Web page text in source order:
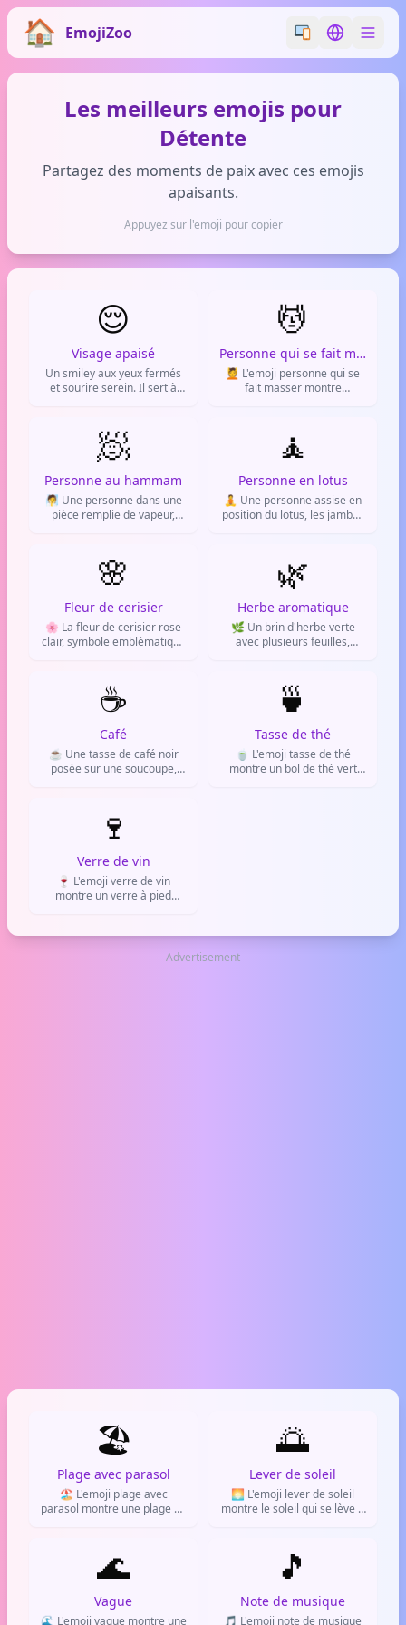
EmojiZoo Switch emoji
Switch
Les meilleurs emojis pour
Détente
Partagez des moments de paix avec ces emojis
apaisants.
Appuyez sur l'emoji pour copier
😌
Visage apaisé
Un smiley aux yeux fermés
et sourire serein. Il sert à
tranquillité d'esprit ou un
contentement absolu.
💆
Personne qui se fait masser
💆 L'emoji personne qui se
fait masser montre
bien-être.
🧖
Personne au hammam
🧖 Une personne dans une
pièce remplie de vapeur,
détente, de soins thermaux
et de bien-être.
🧘
Personne en lotus
🧘 Une personne assise en
position du lotus, les jambes
bien-être.
🌸
Fleur de cerisier
🌸 La fleur de cerisier rose
clair, symbole emblématique
éphémère et la culture
japonaise.
🌿
Herbe aromatique
🌿 Un brin d'herbe verte
avec plusieurs feuilles,
pour parler de nature, de
jardinage, de plantes
médicinales ou de cuisine.
☕
Café
☕ Une tasse de café noir
posée sur une soucoupe,
café, de petit-déjeuner ou de
moment de détente.
🍵
Tasse de thé
🍵 L'emoji tasse de thé
montre un bol de thé vert
🍷
Verre de vin
🍷 L'emoji verre de vin
montre un verre à pied
entre amis, de dégustation
ou tout simplement d'un bonAdvertisement
🏖️
Plage avec parasol
🏖️ L'emoji plage avec
parasol montre une plage de
de mer et les journées
ensoleillées.
🌅
Lever de soleil
🌅 L'emoji lever de soleil
montre le soleil qui se lève à
nouvelle journée, l'espoir et
le renouveau.
🌊
Vague
🌊 L'emoji vague montre une
🎵
Note de musique
🎵 L'emoji note de musique